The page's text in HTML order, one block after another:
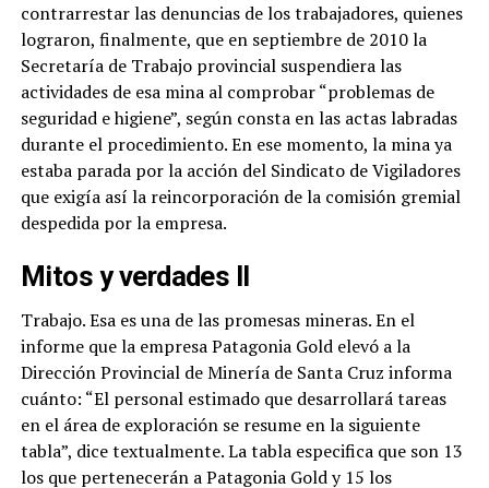
contrarrestar las denuncias de los trabajadores, quienes
lograron, finalmente, que en septiembre de 2010 la
Secretaría de Trabajo provincial suspendiera las
actividades de esa mina al comprobar “problemas de
seguridad e higiene”, según consta en las actas labradas
durante el procedimiento. En ese momento, la mina ya
estaba parada por la acción del Sindicato de Vigiladores
que exigía así la reincorporación de la comisión gremial
despedida por la empresa.
Mitos y verdades II
Trabajo. Esa es una de las promesas mineras. En el
informe que la empresa Patagonia Gold elevó a la
Dirección Provincial de Minería de Santa Cruz informa
cuánto: “El personal estimado que desarrollará tareas
en el área de exploración se resume en la siguiente
tabla”, dice textualmente. La tabla especifica que son 13
los que pertenecerán a Patagonia Gold y 15 los